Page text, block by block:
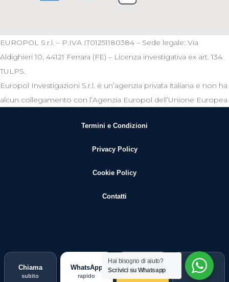
Chiama
subito
WhatsApp
rapido
Guida Indagine
Hai bisogno di aiuto?
Scrivici su Whatsapp
EUROPOL S.r.l. – P.IVA IT01251180384 – Sede legale: Via
Aldighieri 10, 44121 Ferrara (FE) – Licenza investigativa ex art. 134
TULPS.
Europol Investigazioni S.r.l. è un’agenzia privata italiana e non ha
alcun collegamento con l’Agenzia Europol dell’Unione Europea
Termini e Condizioni
Privacy Policy
Cookie Policy
Contatti